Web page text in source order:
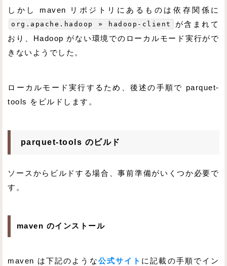
しかし maven リポジトリにあるものは依存関係に
org.apache.hadoop » hadoop-client
が含まれて
おり、Hadoop がない環境でのローカルモード実行がで
きないようでした。
ローカルモード実行するため、後述の手順で parquet-
tools をビルドします。
parquet-tools のビルド
ソースからビルドする場合、事前準備がいくつか必要で
す。
maven のインストール
maven は下記のような公式サイト に記載の手順でイン